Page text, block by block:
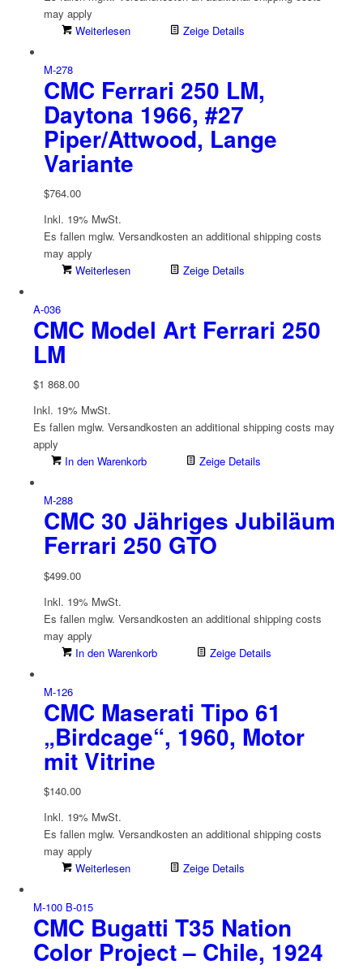
may apply
Weiterlesen
Zeige Details
M-278
CMC Ferrari 250 LM,
Daytona 1966, #27
Piper/Attwood, Lange
Variante
$764.00
Inkl. 19% MwSt.
Es fallen mglw. Versand­kosten an additional shipping costs
may apply
Weiterlesen
Zeige Details
A-036
CMC Model Art Ferrari 250
LM
$1 868.00
Inkl. 19% MwSt.
Es fallen mglw. Versand­kosten an additional shipping costs may
apply
In den Warenkorb
Zeige Details
M-288
CMC 30 Jähriges Jubiläum
Ferrari 250 GTO
$499.00
Inkl. 19% MwSt.
Es fallen mglw. Versand­kosten an additional shipping costs
may apply
In den Warenkorb
Zeige Details
M-126
CMC Maserati Tipo 61
„Birdcage“, 1960, Motor
mit Vitrine
$140.00
Inkl. 19% MwSt.
Es fallen mglw. Versand­kosten an additional shipping costs
may apply
Weiterlesen
Zeige Details
M-100 B-015
CMC Bugatti T35 Nation
Color Project – Chile, 1924